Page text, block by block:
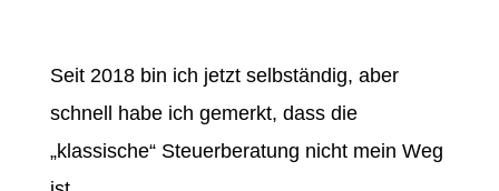
Seit 2018 bin ich jetzt selbständig, aber
schnell habe ich gemerkt, dass die
„klassische“ Steuerberatung nicht mein Weg